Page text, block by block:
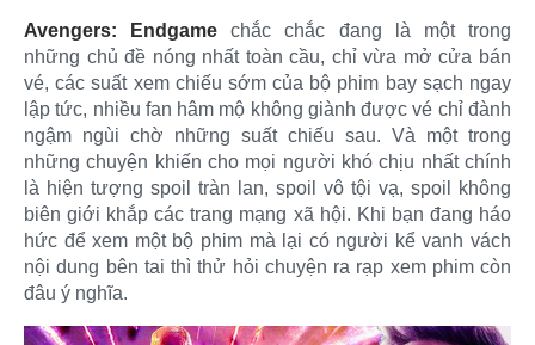
Avengers: Endgame chắc chắc đang là một trong
những chủ đề nóng nhất toàn cầu, chỉ vừa mở cửa bán
vé, các suất xem chiếu sớm của bộ phim bay sạch ngay
lập tức, nhiều fan hâm mộ không giành được vé chỉ đành
ngậm ngùi chờ những suất chiếu sau. Và một trong
những chuyện khiến cho mọi người khó chịu nhất chính
là hiện tượng spoil tràn lan, spoil vô tội vạ, spoil không
biên giới khắp các trang mạng xã hội. Khi bạn đang háo
hức để xem một bộ phim mà lại có người kể vanh vách
nội dung bên tai thì thử hỏi chuyện ra rạp xem phim còn
đâu ý nghĩa.​